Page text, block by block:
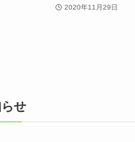
2020年11月29日
せ